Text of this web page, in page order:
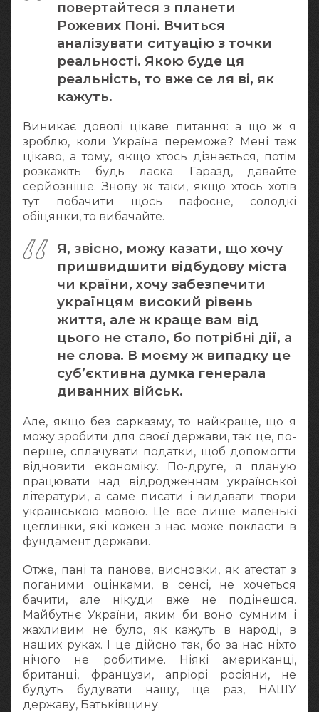
повертайтеся з планети
Рожевих Поні. Вчиться
аналізувати ситуацію з точки
реальності. Якою буде ця
реальність, то вже се ля ві, як
кажуть.
Виникає доволі цікаве питання: а що ж я
зроблю, коли Україна переможе? Мені теж
цікаво, а тому, якщо хтось дізнається, потім
розкажіть будь ласка. Гаразд, давайте
серйозніше. Знову ж таки, якщо хтось хотів
тут побачити щось пафосне, солодкі
обіцянки, то вибачайте.
Я, звісно, можу казати, що хочу
пришвидшити відбудову міста
чи країни, хочу забезпечити
українцям високий рівень
життя, але ж краще вам від
цього не стало, бо потрібні дії, а
не слова. В моєму ж випадку це
суб’єктивна думка генерала
диванних військ.
Але, якщо без сарказму, то найкраще, що я
можу зробити для своєї держави, так це, по-
перше, сплачувати податки, щоб допомогти
відновити економіку. По-друге, я планую
працювати над відродженням української
літератури, а саме писати і видавати твори
українською мовою. Це все лише маленькі
цеглинки, які кожен з нас може покласти в
фундамент держави.
Отже, пані та панове, висновки, як атестат з
поганими оцінками, в сенсі, не хочеться
бачити, але нікуди вже не подінешся.
Майбутнє України, яким би воно сумним і
жахливим не було, як кажуть в народі, в
наших руках. І це дійсно так, бо за нас ніхто
нічого не робитиме. Ніякі американці,
британці, французи, апріорі росіяни, не
будуть будувати нашу, ще раз, НАШУ
державу, Батьківщину.